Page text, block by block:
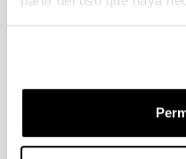
de la tesis.
Si el profesor o